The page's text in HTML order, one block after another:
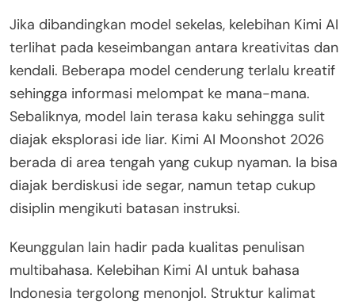
Jika dibandingkan model sekelas, kelebihan Kimi AI
terlihat pada keseimbangan antara kreativitas dan
kendali. Beberapa model cenderung terlalu kreatif
sehingga informasi melompat ke mana-mana.
Sebaliknya, model lain terasa kaku sehingga sulit
diajak eksplorasi ide liar. Kimi AI Moonshot 2026
berada di area tengah yang cukup nyaman. Ia bisa
diajak berdiskusi ide segar, namun tetap cukup
disiplin mengikuti batasan instruksi.
Keunggulan lain hadir pada kualitas penulisan
multibahasa. Kelebihan Kimi AI untuk bahasa
Indonesia tergolong menonjol. Struktur kalimat